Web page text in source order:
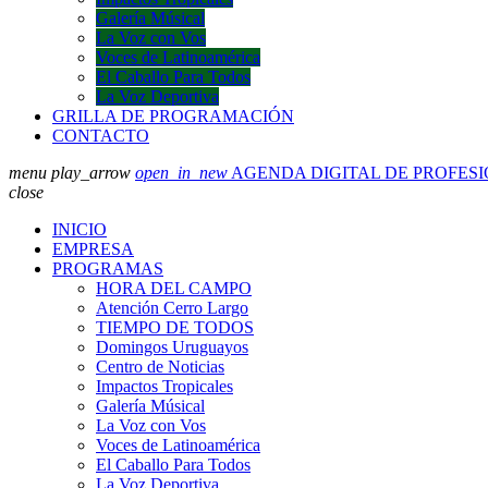
Galería Músical
La Voz con Vos
Voces de Latinoamérica
El Caballo Para Todos
La Voz Deportiva
GRILLA DE PROGRAMACIÓN
CONTACTO
menu play_arrow open_in_new AGENDA DIGITAL DE
close
INICIO
EMPRESA
PROGRAMAS
HORA DEL CAMPO
Atención Cerro Largo
TIEMPO DE TODOS
Domingos Uruguayos
Centro de Noticias
Impactos Tropicales
Galería Músical
La Voz con Vos
Voces de Latinoamérica
El Caballo Para Todos